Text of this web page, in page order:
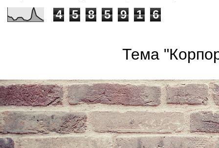
4 5 8 5 9 1 6
Тема